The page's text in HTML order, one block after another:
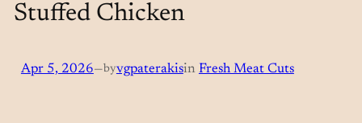
Stuffed Chicken
Apr 5, 2026—byvgpaterakisin Fresh Meat Cuts